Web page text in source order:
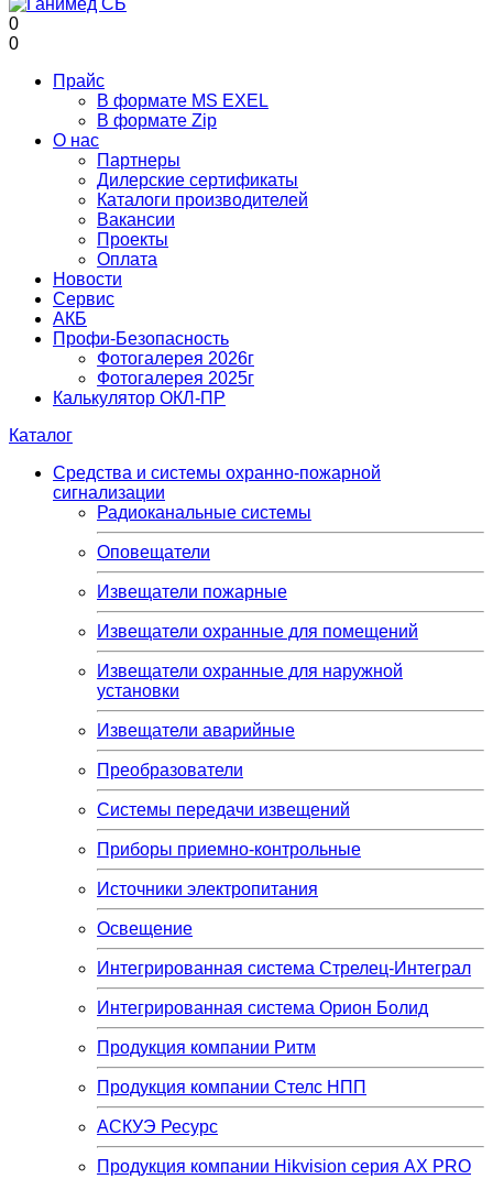
0
0
Прайс
В формате MS EXEL
В формате Zip
О нас
Партнеры
Дилерские сертификаты
Каталоги производителей
Вакансии
Проекты
Оплата
Новости
Сервис
АКБ
Профи-Безопасность
Фотогалерея 2026г
Фотогалерея 2025г
Калькулятор ОКЛ-ПР
Каталог
Средства и системы охранно-пожарной
сигнализации
Радиоканальные системы
Оповещатели
Извещатели пожарные
Извещатели охранные для помещений
Извещатели охранные для наружной
установки
Извещатели аварийные
Преобразователи
Системы передачи извещений
Приборы приемно-контрольные
Источники электропитания
Освещение
Интегрированная система Стрелец-Интеграл
Интегрированная система Орион Болид
Продукция компании Ритм
Продукция компании Стелс НПП
АСКУЭ Ресурс
Продукция компании Hikvision серия AX PRO